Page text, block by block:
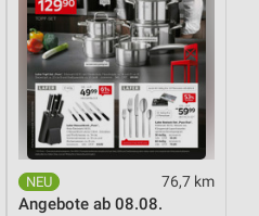
76,7 km
Angebote ab 08.08.